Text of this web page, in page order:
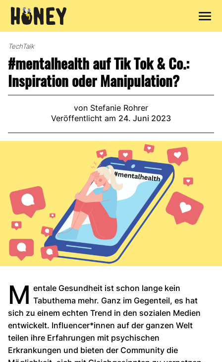
InhaltTechTalk
#mentalhealth auf Tik Tok & Co.:
Inspiration oder Manipulation?
von Stefanie Rohrer
Veröffentlicht am 24. Juni 2023
M entale Gesundheit ist schon lange kein
Tabuthema mehr. Ganz im Gegenteil, es hat
sich zu einem echten Trend in den sozialen Medien
entwickelt. Influencer*innen auf der ganzen Welt
teilen ihre Erfahrungen mit psychischen
Erkrankungen und bieten der Community die